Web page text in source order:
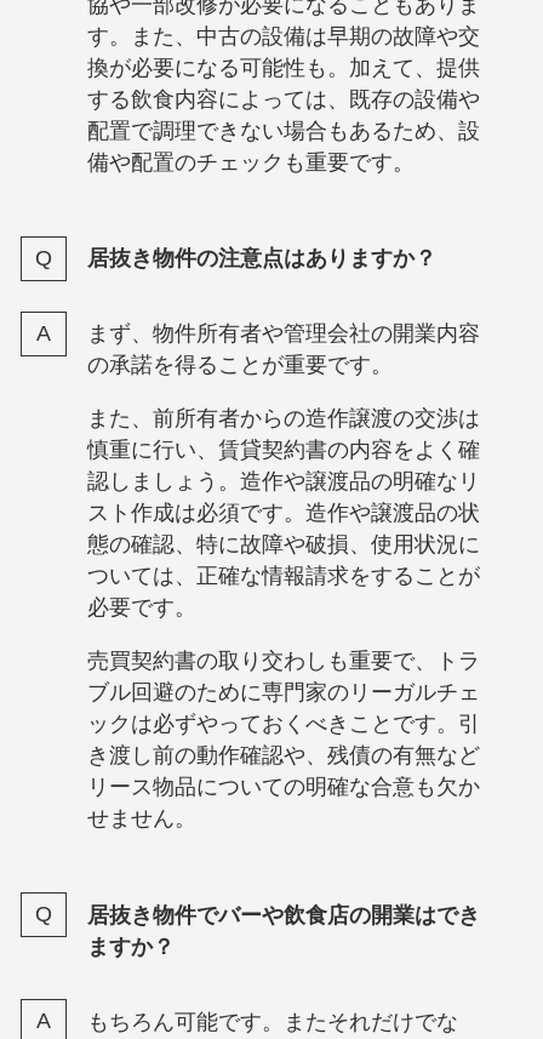
す。また、中古の設備は早期の故障や交
換が必要になる可能性も。加えて、提供
する飲食内容によっては、既存の設備や
配置で調理できない場合もあるため、設
備や配置のチェックも重要です。
居抜き物件の注意点はありますか？
まず、物件所有者や管理会社の開業内容
の承諾を得ることが重要です。
また、前所有者からの造作譲渡の交渉は
慎重に行い、賃貸契約書の内容をよく確
認しましょう。造作や譲渡品の明確なリ
スト作成は必須です。造作や譲渡品の状
態の確認、特に故障や破損、使用状況に
ついては、正確な情報請求をすることが
必要です。
売買契約書の取り交わしも重要で、トラ
ブル回避のために専門家のリーガルチェ
ックは必ずやっておくべきことです。引
き渡し前の動作確認や、残債の有無など
リース物品についての明確な合意も欠か
せません。
居抜き物件でバーや飲食店の開業はでき
ますか？
もちろん可能です。またそれだけでな